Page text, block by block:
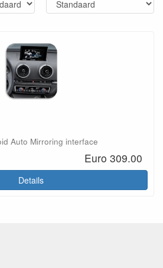
Auto Mirroring interface
Euro 309.00
Details